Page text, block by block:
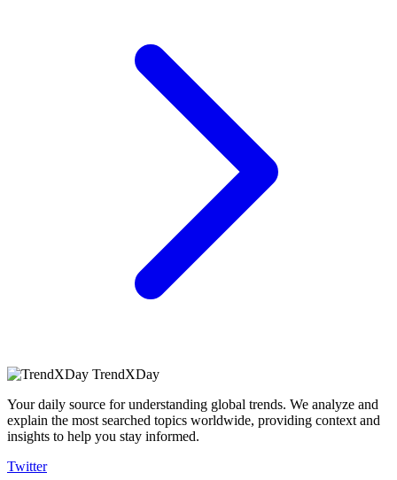
TrendXDay
Your daily source for understanding global trends. We analyze and
explain the most searched topics worldwide, providing context and
insights to help you stay informed.
Twitter